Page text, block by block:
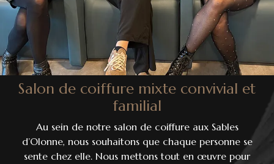
Salon de coiffure mixte convivial et
familial
Au sein de notre salon de coiffure aux Sables
d’Olonne, nous souhaitons que chaque personne se
sente chez elle. Nous mettons tout en œuvre pour